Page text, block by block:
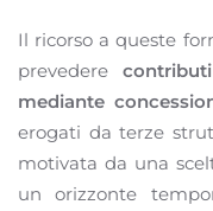
Il ricorso a queste
prevedere
mediante
erogati da terze
motivata da una
un orizzonte